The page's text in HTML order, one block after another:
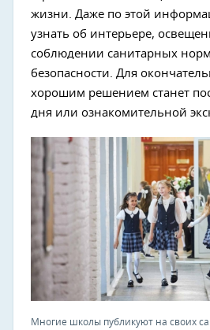
жизни. Даже по этой
узнать об интерьере,
соблюдении санитарных
безопасности. Для
хорошим решением станет
дня или ознакомительной
Многие школы публикуют на своих